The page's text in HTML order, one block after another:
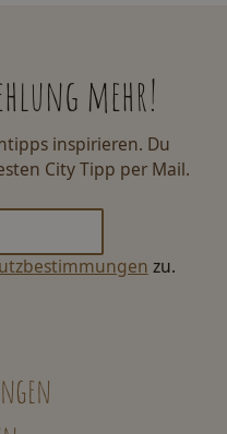
mehr!
inspirieren. Du
City Tipp per Mail.
zu.